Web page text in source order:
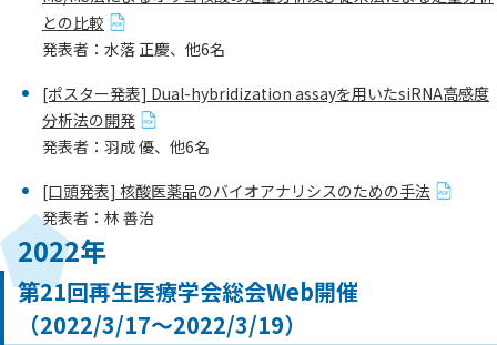
との比較
発表者：水落 正慶、他6名
[ポスター発表] Dual-hybridization assayを用いたsiRNA高感度
分析法の開発
発表者：羽成 優、他6名
[口頭発表] 核酸医薬品のバイオアナリシスのための手法
発表者：林 善治
2022年
第21回再生医療学会総会Web開催
（2022/3/17～2022/3/19）